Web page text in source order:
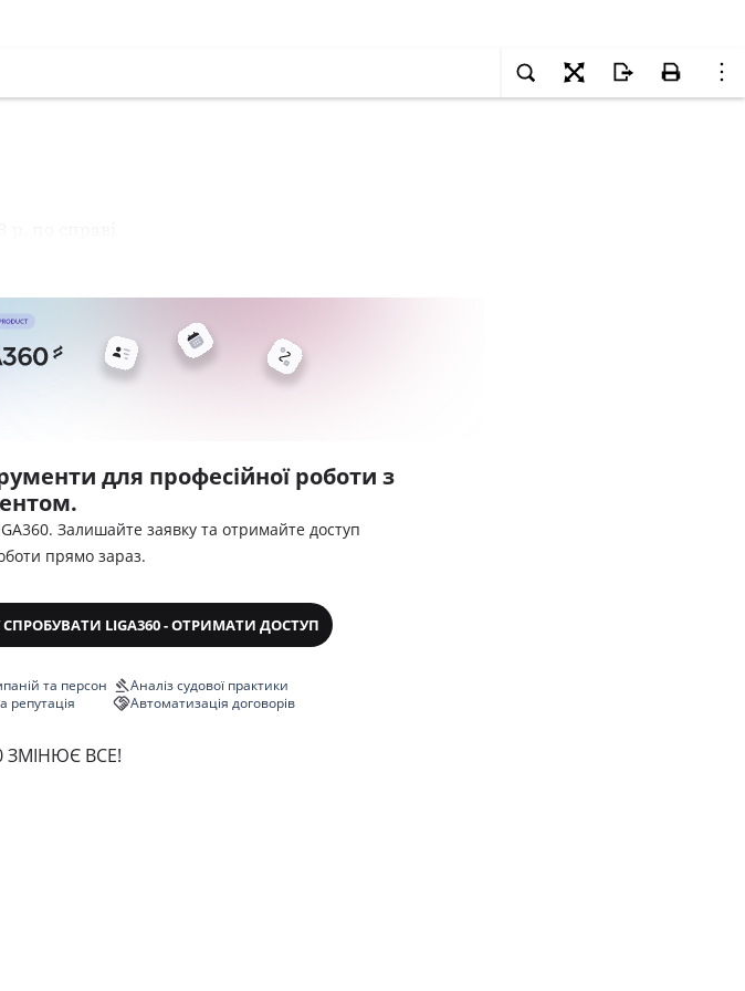
для професійної роботи з
Залишайте заявку та отримайте доступ
прямо зараз.
LIGA360 - ОТРИМАТИ ДОСТУП
та персон
репутація
Аналіз судової практики
Автоматизація договорів
ЗМІНЮЄ ВСЕ!